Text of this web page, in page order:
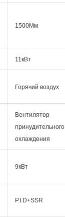
1500Мм
11кВт
Горячий воздух
Вентилятор
принудительного
охлаждения
9кВт
P.I.D+SSR